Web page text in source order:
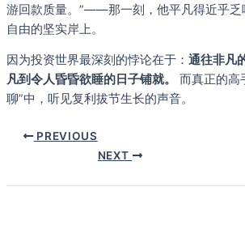
游回款质量。”——那一刻，他平凡得近乎乏
自由的坚实岸上。
因为投资世界最深刻的悖论在于： 通往非凡
凡到令人昏昏欲睡的日子铺就。
而真正的高
聊”中，听见复利拔节生长的声音。
PREVIOUS
NEXT